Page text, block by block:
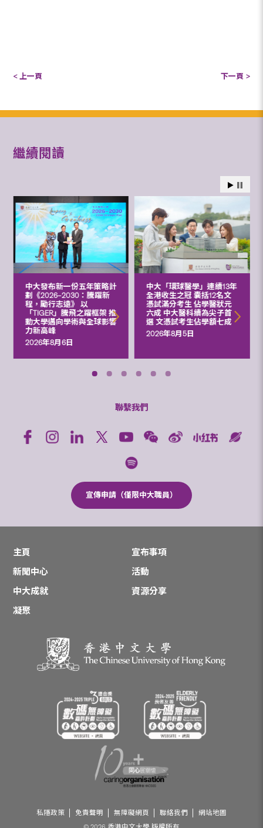
< 上一頁 下一頁 >
繼續閱讀
中大發布新一份五年策略計
劃《2026‒2030：騰躍新
程，勵行志遠》 以
「TIGER」騰飛之躍框架 推
動大學邁向學術與全球影響
力新高峰
2026年8月6日
中大「環球醫學」連續13年
全港收生之冠 囊括12名文
憑試滿分考生 佔學醫狀元
六成 中大醫科續為尖子首
選 文憑試考生佔學額七成
2026年8月5日
聯繫我們
宣傳申請（僅限中大職員）
主頁
宣布事項
新聞中心
活動
中大成就
資源分享
凝聚
私隱政策 免責聲明 無障礙網頁 聯絡我們
網站地圖